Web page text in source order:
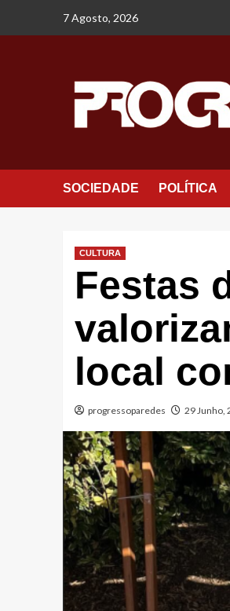
7 Agosto, 2026
SOCIEDADE POLÍTICA
CULTURA
Festas
local
progressoparedes 29 Junho,